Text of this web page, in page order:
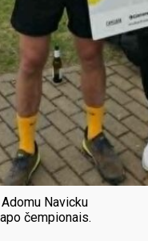
Navicku
čempionais.